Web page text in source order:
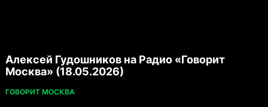
Алексей Гудошников на Радио «Говорит
Москва» (18.05.2026)
ГОВОРИТ МОСКВА